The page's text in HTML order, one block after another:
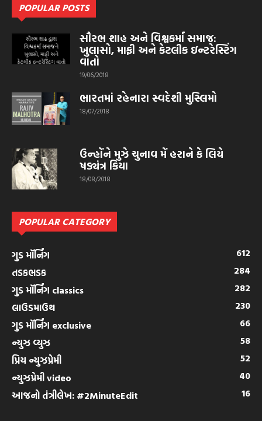
POPULAR POSTS
સૌરભ શાહ અને વિશ્વકર્મા સમાજ:
ખુલાસો, માફી અને કેટલીક ઇન્ટરેસ્ટિંગ
વાતો
19/06/2018
ભારતમાં રહેનારા સ્વદેશી મુસ્લિમો
18/07/2018
ઉન્હોંને મુઝે ચુનાવ મેં હરાને કે લિયે
ષડ્યંત્ર કિયા
18/08/2018
POPULAR CATEGORY
ગુડ મૉર્નિંગ
612
તડકભડક
284
ગુડ મૉર્નિંગ classics
282
લાઉડમાઉથ
230
ગુડ મૉર્નિંગ exclusive
66
ન્યુઝ વ્યુઝ
58
પ્રિય ન્યુઝપ્રેમી
52
ન્યુઝપ્રેમી video
40
આજનો તંત્રીલેખ: #2MinuteEdit
16